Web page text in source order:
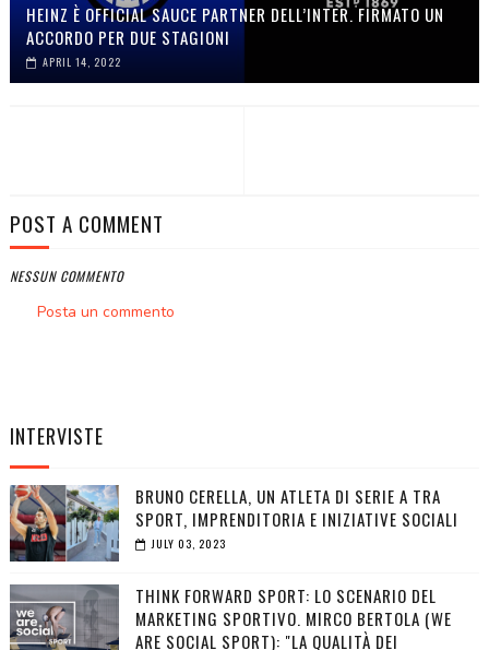
HEINZ È OFFICIAL SAUCE PARTNER DELL’INTER. FIRMATO UN
ACCORDO PER DUE STAGIONI
APRIL 14, 2022
POST A COMMENT
NESSUN COMMENTO
Posta un commento
INTERVISTE
BRUNO CERELLA, UN ATLETA DI SERIE A TRA
SPORT, IMPRENDITORIA E INIZIATIVE SOCIALI
JULY 03, 2023
THINK FORWARD SPORT: LO SCENARIO DEL
MARKETING SPORTIVO. MIRCO BERTOLA (WE
ARE SOCIAL SPORT): "LA QUALITÀ DEI